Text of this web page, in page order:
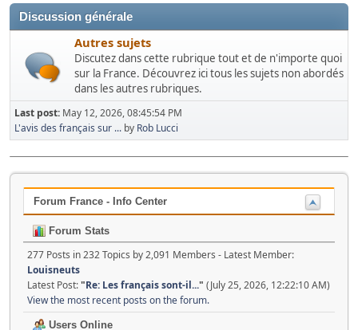
Discussion générale
Autres sujets
Discutez dans cette rubrique tout et de n'importe quoi
sur la France. Découvrez ici tous les sujets non abordés
dans les autres rubriques.
Last post: May 12, 2026, 08:45:54 PM
L'avis des français sur ... by Rob Lucci
Forum France - Info Center
Forum Stats
277 Posts in 232 Topics by 2,091 Members - Latest Member:
Louisneuts
Latest Post:"Re: Les français sont-il..." (July 25, 2026, 12:22:10 AM)
View the most recent posts on the forum.
Users Online